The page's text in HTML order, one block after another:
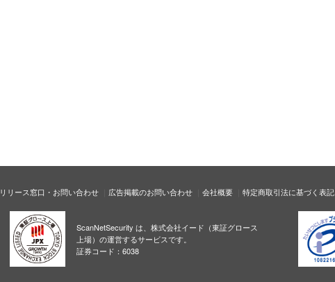
リリース窓口・お問い合わせ 広告掲載のお問い合わせ 会社概要 特定商取引法に基づく表記
ScanNetSecurity は、株式会社イード（東証グロース
上場）の運営するサービスです。
証券コード：6038